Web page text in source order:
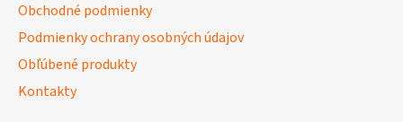
Obchodné podmienky
Podmienky ochrany osobných údajov
Obľúbené produkty
Kontakty